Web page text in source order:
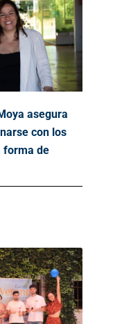
asegura
con los
forma de